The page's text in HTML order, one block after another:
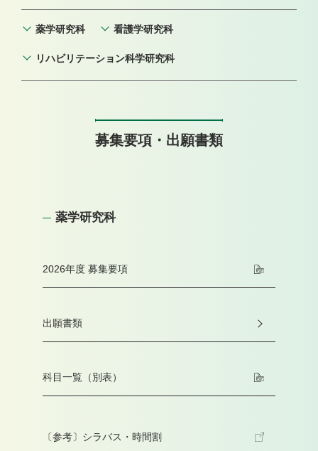
薬学研究科 看護学研究科
リハビリテーション科学研究科
募集要項・出願書類
薬学研究科
2026年度 募集要項
出願書類
科目一覧（別表）
〔参考〕シラバス・時間割